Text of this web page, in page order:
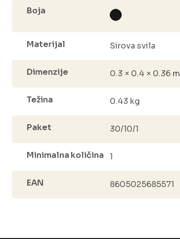
Boja
Materijal Sirova svila
Dimenzije 0.3 × 0.4 × 0.36 m
Težina 0.43 kg
Paket 30/10/1
Minimalna količina 1
EAN 8605025685571